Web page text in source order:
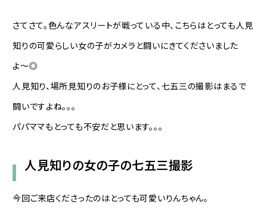
さてさて。色んなアスリートが戦っている中、こちらはとっても人見
知りの可愛らしい女の子がカメラと闘いにきてくださいました
よ〜◎
人見知り、場所見知りのお子様にとって、七五三の撮影はまるで
闘いですよね。。。
パパママもとっても不安だと思います。。。
人見知りの女の子の七五三撮影
今回ご来店くださったのはとっても可愛いりんちゃん。